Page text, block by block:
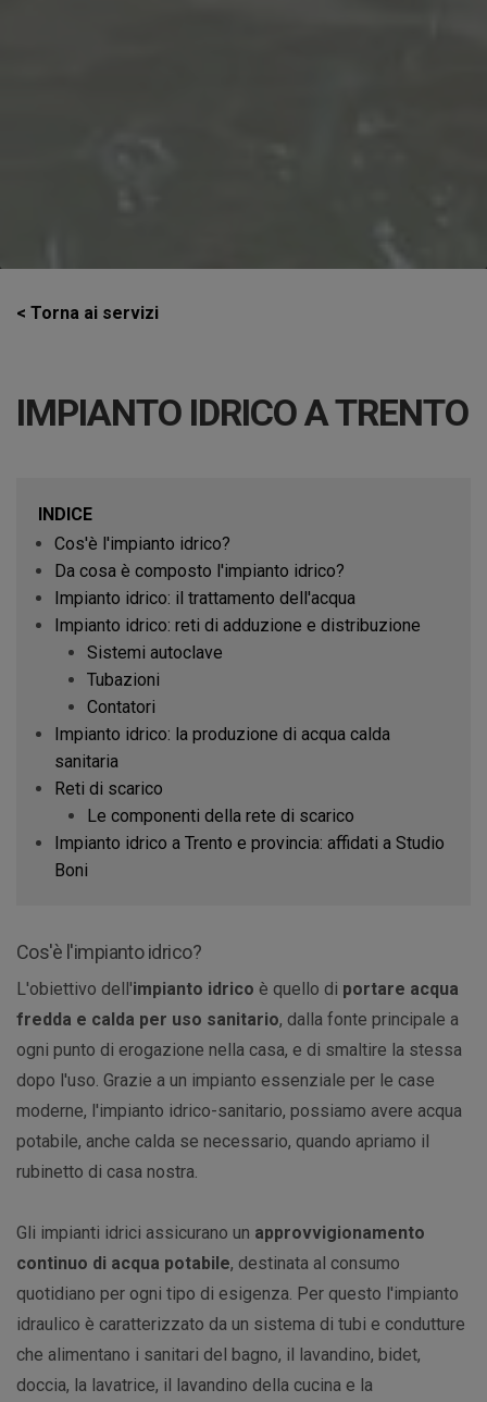
< Torna ai servizi
IMPIANTO IDRICO A TRENTO
INDICE
Cos'è l'impianto idrico?
Da cosa è composto l'impianto idrico?
Impianto idrico: il trattamento dell'acqua
Impianto idrico: reti di adduzione e distribuzione
Sistemi autoclave
Tubazioni
Contatori
Impianto idrico: la produzione di acqua calda
sanitaria
Reti di scarico
Le componenti della rete di scarico
Impianto idrico a Trento e provincia: affidati a Studio
Boni
Cos'è l'impianto idrico?
L'obiettivo dell'impianto idrico è quello di portare acqua
fredda e calda per uso sanitario, dalla fonte principale a
ogni punto di erogazione nella casa, e di smaltire la stessa
dopo l'uso. Grazie a un impianto essenziale per le case
moderne, l'impianto idrico-sanitario, possiamo avere acqua
potabile, anche calda se necessario, quando apriamo il
rubinetto di casa nostra.
Gli impianti idrici assicurano un approvvigionamento
continuo di acqua potabile, destinata al consumo
quotidiano per ogni tipo di esigenza. Per questo l'impianto
idraulico è caratterizzato da un sistema di tubi e condutture
che alimentano i sanitari del bagno, il lavandino, bidet,
doccia, la lavatrice, il lavandino della cucina e la